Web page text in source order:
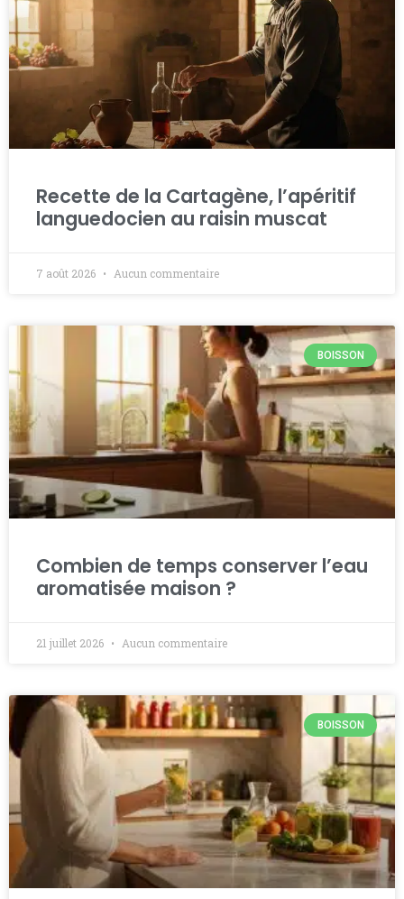
Recette de la Cartagène, l’apéritif
languedocien au raisin muscat
7 août 2026 Aucun commentaire
BOISSON
Combien de temps conserver l’eau
aromatisée maison ?
21 juillet 2026 Aucun commentaire
BOISSON